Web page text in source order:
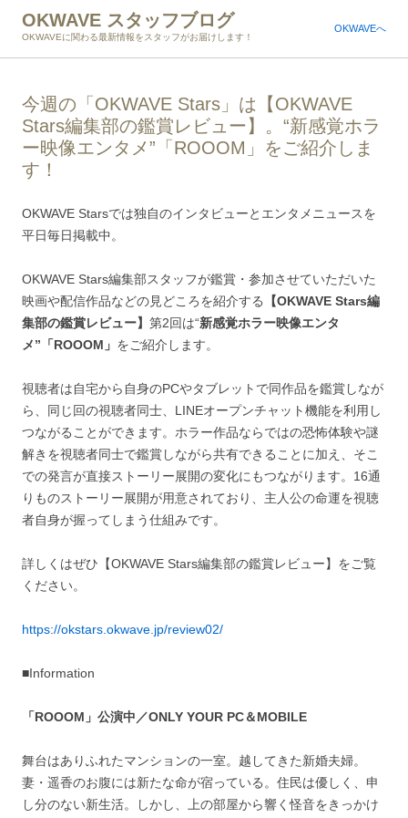
OKWAVE スタッフブログ
OKWAVEに関わる最新情報をスタッフがお届けします！
OKWAVEへ
今週の「OKWAVE Stars」は【OKWAVE
Stars編集部の鑑賞レビュー】。“新感覚ホラ
ー映像エンタメ”「ROOOM」をご紹介しま
す！
OKWAVE Starsでは独自のインタビューとエンタメニュースを
平日毎日掲載中。
OKWAVE Stars編集部スタッフが鑑賞・参加させていただいた
映画や配信作品などの見どころを紹介する
【OKWAVE Stars編
集部の鑑賞レビュー】 第2回は“新感覚ホラー映像エンタ
メ”「ROOOM」 をご紹介します。
視聴者は自宅から自身のPCやタブレットで同作品を鑑賞しなが
ら、同じ回の視聴者同士、LINEオープンチャット機能を利用し
つながることができます。ホラー作品ならではの恐怖体験や謎
解きを視聴者同士で鑑賞しながら共有できることに加え、そこ
での発言が直接ストーリー展開の変化にもつながります。16通
りものストーリー展開が用意されており、主人公の命運を視聴
者自身が握ってしまう仕組みです。
詳しくはぜひ【OKWAVE Stars編集部の鑑賞レビュー】をご覧
ください。
https://okstars.okwave.jp/review02/
■Information
「ROOOM」公演中／ONLY YOUR PC＆MOBILE
舞台はありふれたマンションの一室。越してきた新婚夫婦。
妻・遥香のお腹には新たな命が宿っている。住民は優しく、申
し分のない新生活。しかし、上の部屋から響く怪音をきっかけ